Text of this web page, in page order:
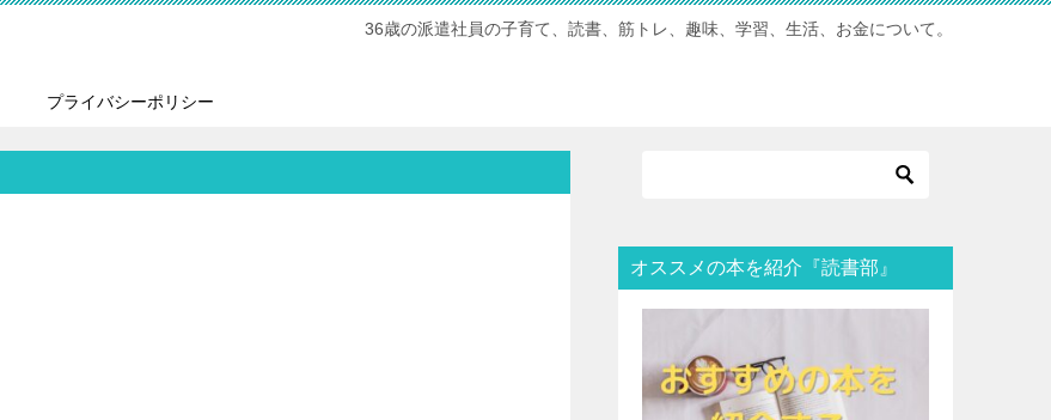
36歳の派遣社員の子育て、読書、筋トレ、趣味、学習、生活、お金について。
プライバシーポリシー
オススメの本を紹介『読書部』